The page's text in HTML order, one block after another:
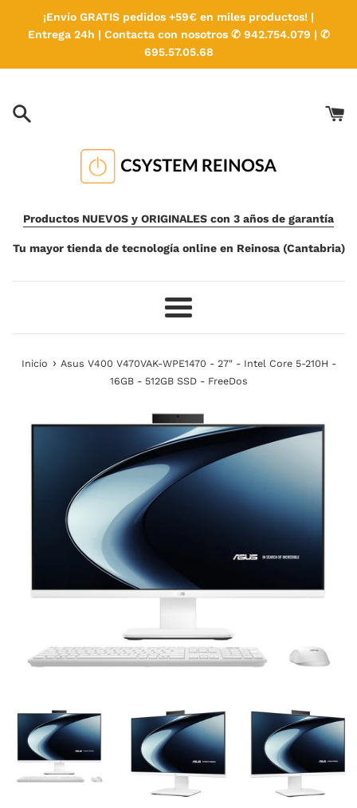
directamente
¡Envío GRATIS pedidos +59€ en miles productos! |
Entrega 24h | Contacta con nosotros ✆ 942.754.079 | ✆
695.57.05.68
Productos NUEVOS y ORIGINALES con 3 años de garantía
Tu mayor tienda de tecnología online en Reinosa (Cantabria)
Más
Inicio › Asus V400 V470VAK-WPE1470 - 27" - Intel Core 5-210H -
16GB - 512GB SSD - FreeDos